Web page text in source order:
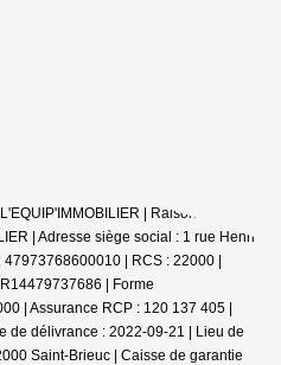
| Raison
| Adresse siège social : 1 rue Henri
| RCS : 22000 |
| Forme
| Assurance RCP : 120 137 405 |
de délivrance : 2022-09-21 | Lieu de
Saint-Brieuc | Caisse de garantie